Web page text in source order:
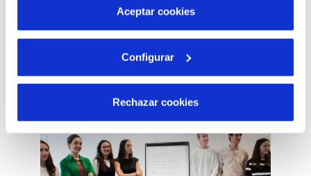
más información en nuestraPolítica de Cookies
Aceptar cookies
Configurar
Rechazar cookies
Creación de comunidades sostenibles